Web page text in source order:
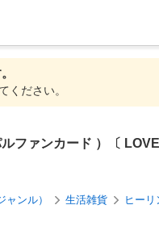
ください。
ファンカード ）〔
ンル） 生活雑貨 ヒー